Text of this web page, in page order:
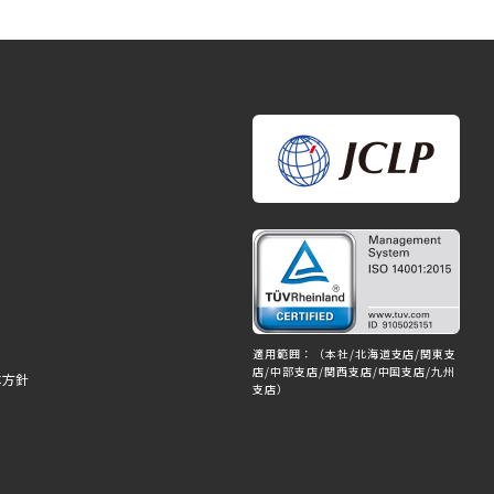
針
適用範囲：（本社/北海道支店/関東支
店/中部支店/関西支店/中国支店/九州
支店）